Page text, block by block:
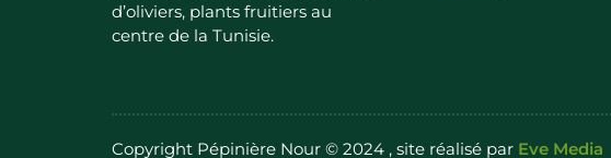
d’oliviers, plants fruitiers au
centre de la Tunisie.
Copyright Pépinière Nour © 2024 , site réalisé par Eve Media